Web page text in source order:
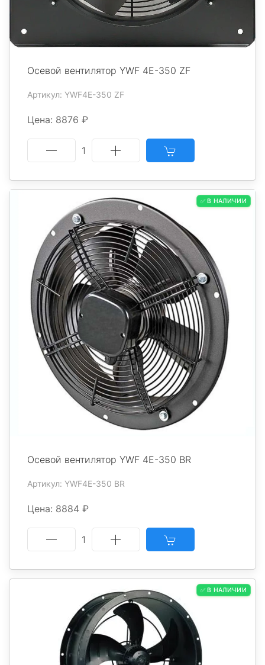
Осевой вентилятор YWF 4E-350 ZF
Артикул: YWF4E-350 ZF
Цена: 8876 ₽
1
✅ В НАЛИЧИИ
Осевой вентилятор YWF 4E-350 BR
Артикул: YWF4E-350 BR
Цена: 8884 ₽
1
✅ В НАЛИЧИИ